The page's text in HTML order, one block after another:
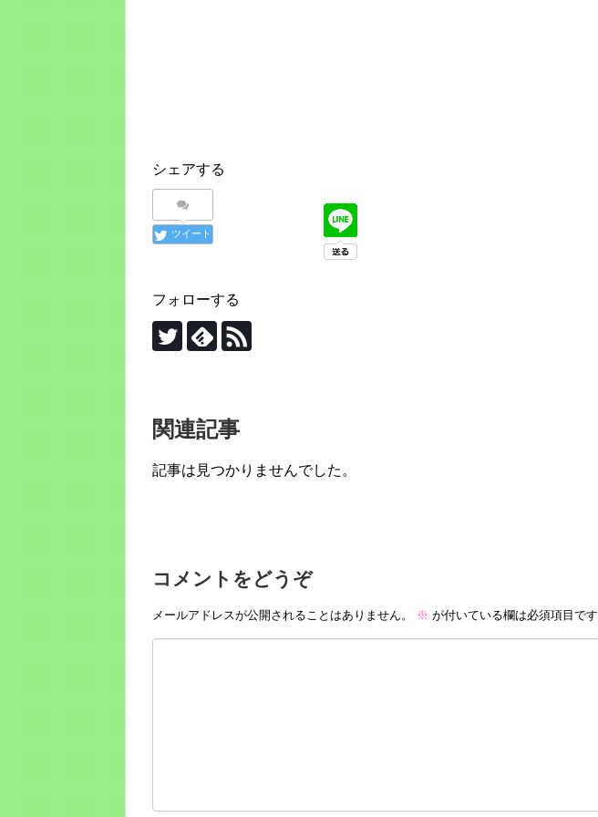
シェアする
ツイート
フォローする
関連記事
記事は見つかりませんでした。
コメントをどうぞ
メールアドレスが公開されることはありません。 ※ が付いている欄は必須項目です